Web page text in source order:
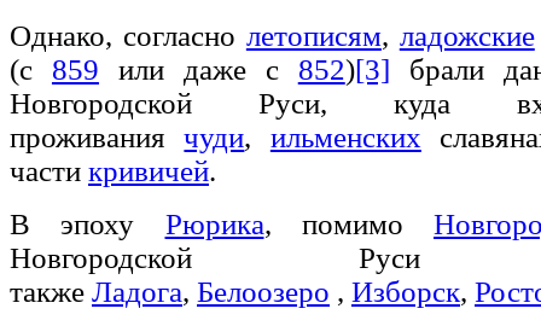
Однако, согласно летописям, ладожские
(c 859 или даже с 852)[3] брали
Новгородской Руси, куда
проживаниячуди, ильменских
части кривичей.
В эпоху Рюрика, помимо
Новгородской Руси
также Ладога, Белоозеро , Изборск,